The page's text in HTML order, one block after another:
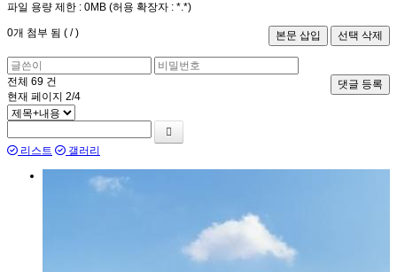
파일 용량 제한 : 0MB (허용 확장자 : *.*)
0개 첨부 됨 ( /)
댓글 등록
전체 69 건
현재 페이지 2/4
리스트 갤러리